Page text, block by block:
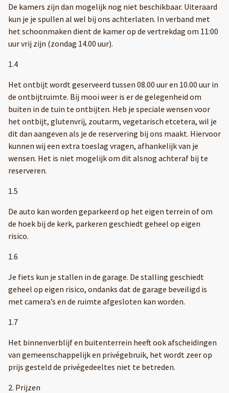
De kamers zijn dan mogelijk nog niet beschikbaar. Uiteraard
kun je je spullen al wel bij ons achterlaten. In verband met
het schoonmaken dient de kamer op de vertrekdag om 11:00
uur vrij zijn (zondag 14.00 uur).
1.4
Het ontbijt wordt geserveerd tussen 08.00 uur en 10.00 uur in
de ontbijtruimte. Bij mooi weer is er de gelegenheid om
buiten in de tuin te ontbijten. Heb je speciale wensen voor
het ontbijt, glutenvrij, zoutarm, vegetarisch etcetera, wil je
dit dan aangeven als je de reservering bij ons maakt. Hiervoor
kunnen wij een extra toeslag vragen, afhankelijk van je
wensen. Het is niet mogelijk om dit alsnog achteraf bij te
reserveren.
1.5
De auto kan worden geparkeerd op het eigen terrein of om
de hoek bij de kerk, parkeren geschiedt geheel op eigen
risico.
1.6
Je fiets kun je stallen in de garage. De stalling geschiedt
geheel op eigen risico, ondanks dat de garage beveiligd is
met camera’s en de ruimte afgesloten kan worden.
1.7
Het binnenverblijf en buitenterrein heeft ook afscheidingen
van gemeenschappelijk en privégebruik, het wordt zeer op
prijs gesteld de privégedeeltes niet te betreden.
2. Prijzen